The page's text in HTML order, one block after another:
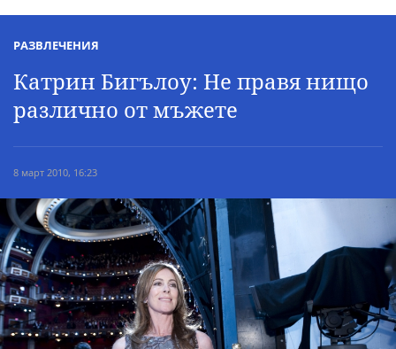
РАЗВЛЕЧЕНИЯ
Катрин Бигълоу: Не правя нищо
различно от мъжете
8 март 2010, 16:23